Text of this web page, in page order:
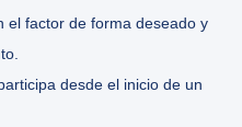
el factor de forma deseado y
desde el inicio de un